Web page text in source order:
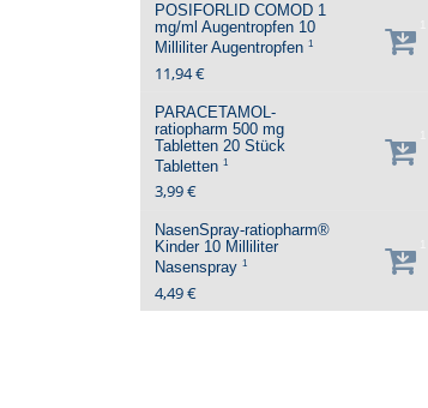
POSIFORLID COMOD 1
mg/ml Augentropfen 10
MilliliterAugentropfen 1
11,94 €
PARACETAMOL-
ratiopharm 500 mg
Tabletten 20 Stück
Tabletten 1
3,99 €
NasenSpray-ratiopharm®
Kinder 10 Milliliter
Nasenspray 1
4,49 €